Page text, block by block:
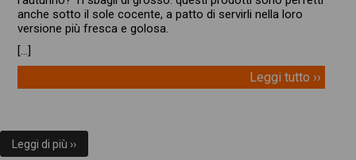
anche sotto il sole cocente, a patto di servirli nella loro
versione più fresca e golosa.
[…]
Leggi tutto ››
Leggi di più ››